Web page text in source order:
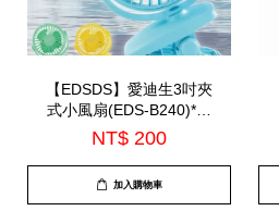
【EDSDS】愛迪生3吋夾
式小風扇(EDS-B240)*顏
色隨機出貨*
NT$ 200
加入購物車